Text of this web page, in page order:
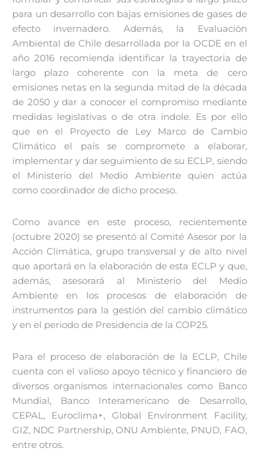
para un desarrollo con bajas emisiones de gases de
efecto invernadero. Además, la Evaluación
Ambiental de Chile desarrollada por la OCDE en el
año 2016 recomienda identificar la trayectoria de
largo plazo coherente con la meta de cero
emisiones netas en la segunda mitad de la década
de 2050 y dar a conocer el compromiso mediante
medidas legislativas o de otra índole. Es por ello
que en el Proyecto de Ley Marco de Cambio
Climático el país se compromete a elaborar,
implementar y dar seguimiento de su ECLP, siendo
el Ministerio del Medio Ambiente quien actúa
como coordinador de dicho proceso.
Como avance en este proceso, recientemente
(octubre 2020) se presentó al Comité Asesor por la
Acción Climática, grupo transversal y de alto nivel
que aportará en la elaboración de esta ECLP y que,
además, asesorará al Ministerio del Medio
Ambiente en los procesos de elaboración de
instrumentos para la gestión del cambio climático
y en el periodo de Presidencia de la COP25.
Para el proceso de elaboración de la ECLP, Chile
cuenta con el valioso apoyo técnico y financiero de
diversos organismos internacionales como Banco
Mundial, Banco Interamericano de Desarrollo,
CEPAL, Euroclima+, Global Environment Facility,
GIZ, NDC Partnership, ONU Ambiente, PNUD, FAO,
entre otros.